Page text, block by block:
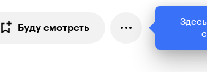
Буду смотреть